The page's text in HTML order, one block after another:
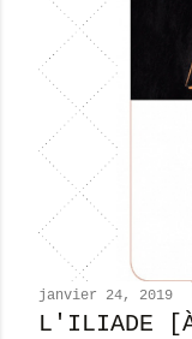
r
c
m
n
t
janvier 24, 2019
L'ILIADE [À